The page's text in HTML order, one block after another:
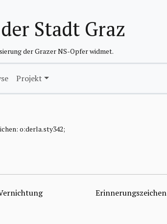
Stadt Graz
der Grazer NS-Opfer widmet.
Projekt
o:derla.sty342;
Erinnerungszeichen